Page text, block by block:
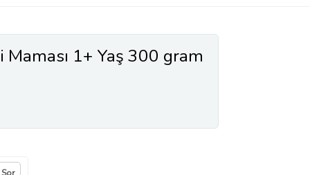
1+ Yaş 300 gram